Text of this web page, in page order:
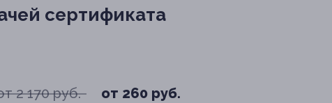
сертификата
2 170 руб. от 260 руб.